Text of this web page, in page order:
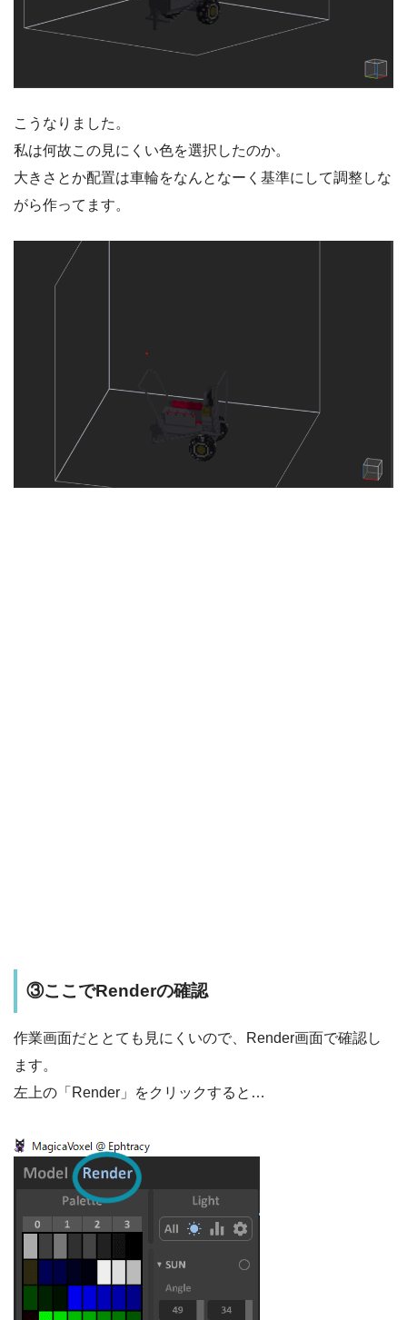
こうなりました。
私は何故この見にくい色を選択したのか。
大きさとか配置は車輪をなんとなーく基準にして調整しな
がら作ってます。
③ここでRenderの確認
作業画面だととても見にくいので、Render画面で確認し
ます。
左上の「Render」をクリックすると…